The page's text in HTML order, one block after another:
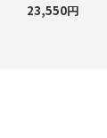
23,550円